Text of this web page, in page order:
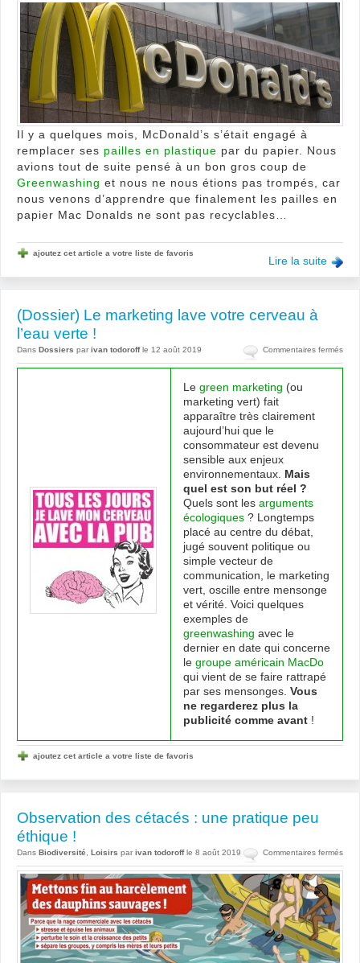
Il y a quelques mois, McDonald’s s’était engagé à
remplacer ses pailles en plastique par du papier. Nous
avions tout de suite pensé à un bon gros coup de
Greenwashing et nous ne nous étions pas trompés, car
nous venons d’apprendre que finalement les pailles en
papier Mac Donalds ne sont pas recyclables…
Lire la suite
ajoutez cet article a votre liste de favoris
(Dossier) Le marketing lave votre cerveau à
l’eau verte !
Dans Dossiers par ivan todoroffle 12 août 2019 Commentaires ferméssur
Le green marketing (ou
marketing vert) fait
apparaître très clairement
aujourd’hui que le
consommateur est devenu
sensible aux enjeux
environnementaux. Mais
quel est son but réel ?
Quels sont les arguments
écologiques ? Longtemps
placé au centre du débat,
jugé souvent politique ou
simple vecteur de
communication, le marketing
vert, oscille entre mensonge
et vérité. Voici quelques
exemples de
greenwashing avec le
dernier en date qui concerne
le groupe américain MacDo
qui vient de se faire rattrapé
par ses mensonges. Vous
ne regarderez plus la
publicité comme avant !
ajoutez cet article a votre liste de favoris
Observation des cétacés : une pratique peu
éthique !
Dans Biodiversité Loisirs par ivan todoroffle 8 août 2019 Commentaires ferméssur